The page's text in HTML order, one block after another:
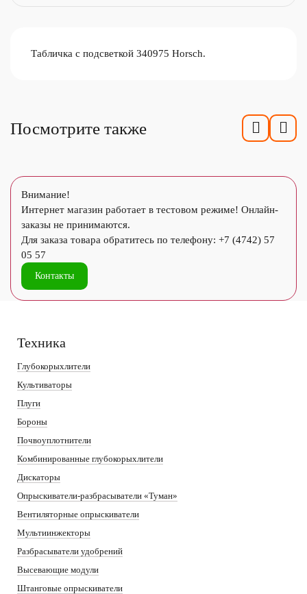
Табличка с подсветкой 340975 Horsch.
Посмотрите также
Внимание!
Интернет магазин работает в тестовом режиме! Онлайн-
заказы не принимаются.
Для заказа товара обратитесь по телефону: +7 (4742) 57
05 57
Контакты
Техника
Глубокорыхлители
Культиваторы
Плуги
Бороны
Почвоуплотнители
Комбинированные глубокорыхлители
Дискаторы
Опрыскиватели-разбрасыватели «Туман»
Вентиляторные опрыскиватели
Мультиинжекторы
Разбрасыватели удобрений
Высевающие модули
Штанговые опрыскиватели